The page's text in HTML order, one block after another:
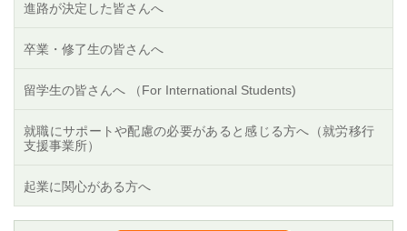
進路が決定した皆さんへ
卒業・修了生の皆さんへ
留学生の皆さんへ （For International Students)
就職にサポートや配慮の必要があると感じる方へ（就労移行
支援事業所）
起業に関心がある方へ